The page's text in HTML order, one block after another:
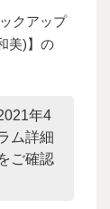
クアップ
美)】の
年4
ム詳細
ご確認